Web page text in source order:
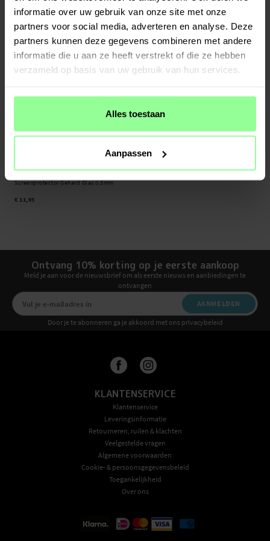
informatie over uw gebruik van onze site met onze
partners voor social media, adverteren en analyse. Deze
partners kunnen deze gegevens combineren met andere
informatie die u aan ze heeft verstrekt of die ze hebben
verzameld op basis van uw gebruik van hun services.
Alles toestaan
Aanpassen
Screenprotector Gehard Glas 0.3mm
€ 11,95
Ontvang 10% korting op je eerste aankoop
Meld je aan voor de nieuwsbrief om als eerste nieuws en aanbiedingen te
ontvangen
AANMELDEN
Door je te abonneren ga je akkoord met ons privacybeleid
KLANTENSERVICE
Klantenservice
Leveringsinformatie
Retourneren, ruilen & klachten
Veelgestelde vragen
Algemene voorwaarden
Cookie- & persoonsgegevensbeleid
Toegankelijkheid
Over ons